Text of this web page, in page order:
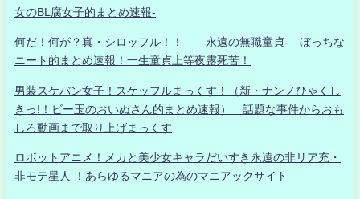
女のBL腐女子的まとめ速報-
何だ！何が？真・シロッフル！！ 永遠の無職童貞- ぼっちな
ニート的まとめ速報！一生童貞上等夜露死苦！
男装スケバン女子！スケッフルまっくす！（新・ナンノひゃくし
きっ!！ビー玉のおいぬさん的まとめ速報） 話題な事件からおも
しろ動画まで取り上げまっくす
ロボットアニメ！メカと美少女キャラだいすき永遠の非リア充・
非モテ星人 ！あらゆるマニアの為のマニアックサイト